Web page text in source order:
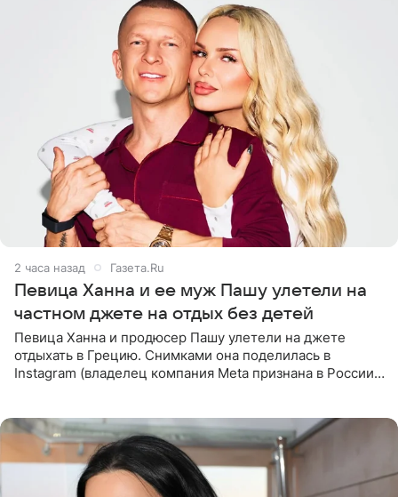
2 часа назад Газета.Ru
Певица Ханна и ее муж Пашу улетели на
частном джете на отдых без детей
Певица Ханна и продюсер Пашу улетели на джете
отдыхать в Грецию. Снимками она поделилась в
Instagram (владелец компания Meta признана в России